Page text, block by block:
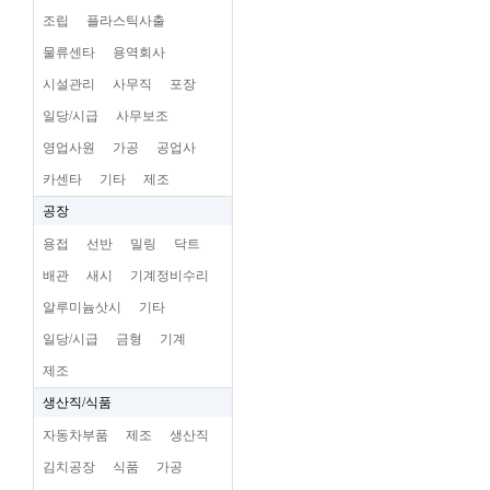
조립 플라스틱사출
물류센타 용역회사
시설관리 사무직 포장
일당/시급 사무보조
영업사원 가공 공업사
카센타 기타 제조
공장
용접 선반 밀링 닥트
배관 새시 기계정비수리
알루미늄삿시 기타
일당/시급 금형 기계
제조
생산직/식품
자동차부품 제조 생산직
김치공장 식품 가공